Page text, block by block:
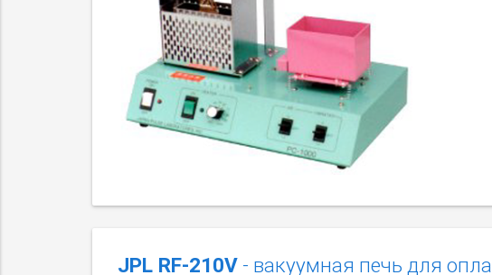
JPL RF-210V - вакуумная печь для